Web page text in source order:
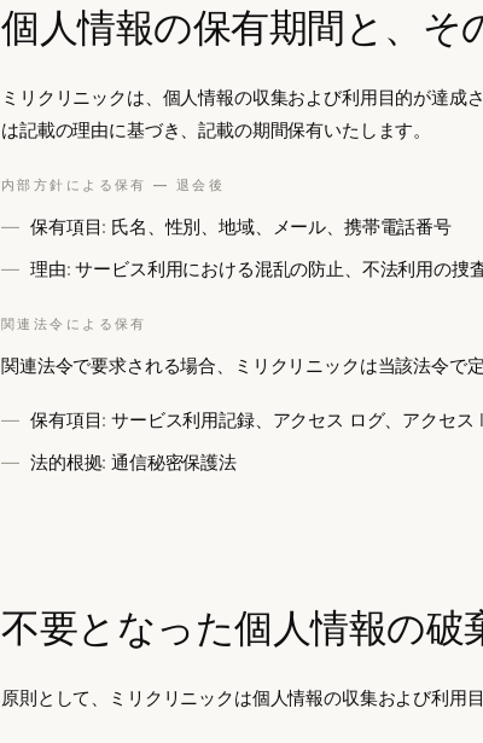
個人情報の保有期間と、そ
ミリクリニックは、個人情報の収集および利用目的が達
は記載の理由に基づき、記載の期間保有いたします。
内部方針による保有 — 退会後
保有項目: 氏名、性別、地域、メール、携帯電話番号
理由: サービス利用における混乱の防止、不法利用の捜
関連法令による保有
関連法令で要求される場合、ミリクリニックは当該法令で
保有項目: サービス利用記録、アクセス ログ、アクセス
法的根拠: 通信秘密保護法
不要となった個人情報の破
原則として、ミリクリニックは個人情報の収集および利用